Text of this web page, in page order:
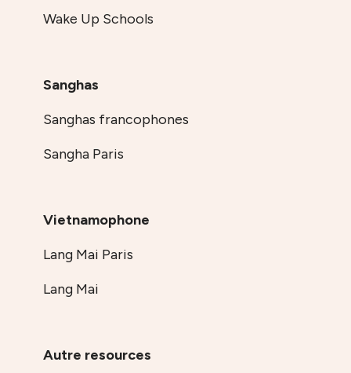
Wake Up Schools
Sanghas
Sanghas francophones
Sangha Paris
Vietnamophone
Lang Mai Paris
Lang Mai
Autre resources